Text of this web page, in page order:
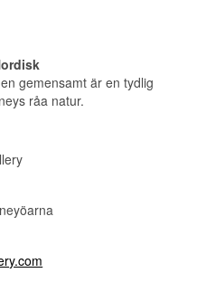
gemensamt är en tydlig
råa natur.